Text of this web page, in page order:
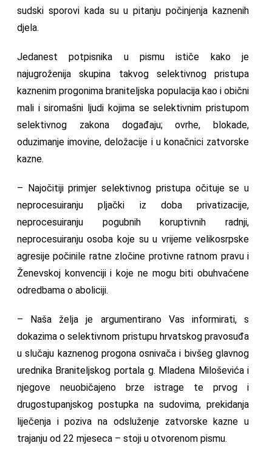
sudski sporovi kada su u pitanju počinjenja kaznenih
djela.
Jedanest potpisnika u pismu ističe kako je
najugroženija skupina takvog selektivnog pristupa
kaznenim progonima braniteljska populacija kao i obični
mali i siromašni ljudi kojima se selektivnim pristupom
selektivnog zakona događaju; ovrhe, blokade,
oduzimanje imovine, deložacije i u konačnici zatvorske
kazne.
– Najočitiji primjer selektivnog pristupa očituje se u
neprocesuiranju pljački iz doba privatizacije,
neprocesuiranju pogubnih koruptivnih radnji,
neprocesuiranju osoba koje su u vrijeme velikosrpske
agresije počinile ratne zločine protivne ratnom pravu i
Ženevskoj konvenciji i koje ne mogu biti obuhvaćene
odredbama o aboliciji.
– Naša želja je argumentirano Vas informirati, s
dokazima o selektivnom pristupu hrvatskog pravosuđa
u slučaju kaznenog progona osnivača i bivšeg glavnog
urednika Braniteljskog portala g. Mladena Miloševića i
njegove neuobičajeno brze istrage te prvog i
drugostupanjskog postupka na sudovima, prekidanja
liječenja i poziva na odsluženje zatvorske kazne u
trajanju od 22 mjeseca – stoji u otvorenom pismu.